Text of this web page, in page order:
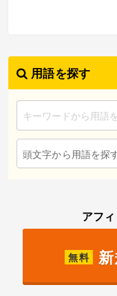
用語を探す
頭文字から用語を探
アフ
無料